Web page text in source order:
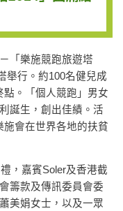
「樂施競跑旅遊塔
舉行。約100名健兒成
點。「個人競跑」男女
誕生，創出佳績。活
施會在世界各地的扶貧
，嘉賓Soler及香港截
籌款及傳訊委員會委
美娟女士，以及一眾